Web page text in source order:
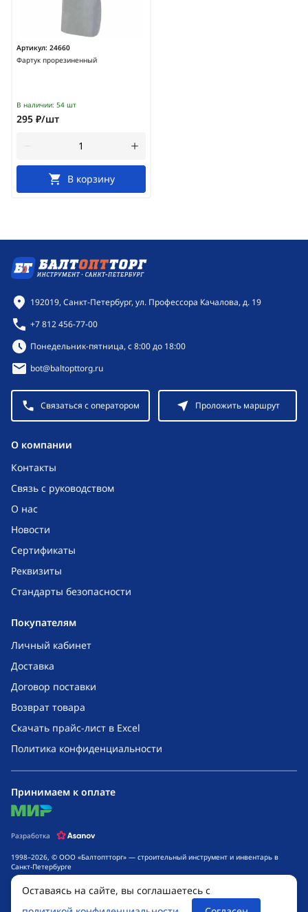
Артикул: 24660
Фартук прорезиненный
В наличии: 54 шт
295 ₽/шт
В корзину
O компании
Контакты
Связь с руководством
О нас
Новости
Сертификаты
Реквизиты
Стандарты безопасности
Покупателям
Личный кабинет
Доставка
Договор поставки
Возврат товара
Скачать прайс-лист в Excel
Политика конфиденциальности
Контактная информация
192019, Санкт-Петербург, ул. Профессора Качалова, д. 19
+7 812 456-77-00
Режим работы:
Понедельник-пятница, с 8:00 до 18:00
bot@baltopttorg.ru
Связаться с оператором Проложить маршрут
1998–2026, © ООО «Балтоптторг» — строительный инструмент и инвентарь в
Санкт-Петербурге
Обращаем ваше внимание на то, что данный интернет-сайт носит исключительно
информационный характер и ни при каких условиях не является публичной
офертой, определяемой положениями ч. 2 ст. 437 Гражданского кодекса
Российской Федерации. Для получения подробной информации о стоимости
Принимаем к оплате
mir
Разработка
Оставаясь на сайте, вы соглашаетесь с